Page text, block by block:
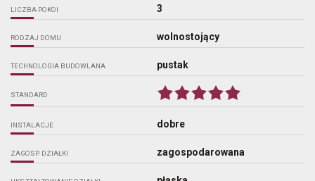
LICZBA POKOI 3
RODZAJ DOMU wolnostojący
TECHNOLOGIA BUDOWLANA pustak
STANDARD
INSTALACJE dobre
ZAGOSP. DZIAŁKI zagospodarowana